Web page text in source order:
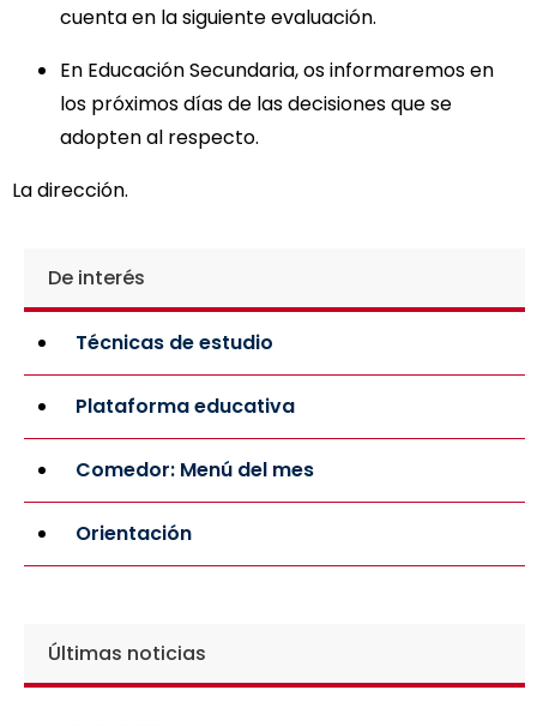
cuenta en la siguiente evaluación.
En Educación Secundaria, os informaremos en
los próximos días de las decisiones que se
adopten al respecto.
La dirección.
De interés
Técnicas de estudio
Plataforma educativa
Comedor: Menú del mes
Orientación
Últimas noticias